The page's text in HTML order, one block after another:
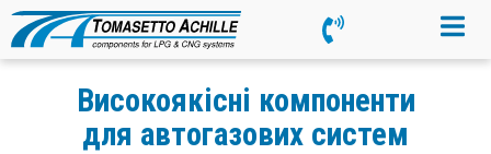
Високоякісні компоненти
для автогазових систем